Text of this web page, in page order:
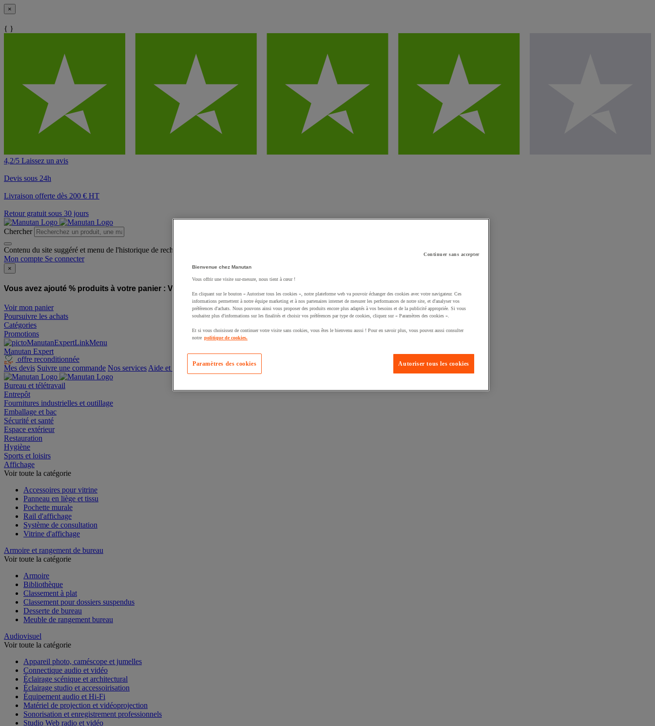
×
{ }
4,2/5 Laissez un avis
Devis sous 24h
Livraison offerte dès 200 € HT
Retour gratuit sous 30 jours
Chercher
Contenu du site suggéré et menu de l'historique de recherche
Mon compte Se connecter
×
Vous avez ajouté % produits à votre panier : Vous avez ajouté un produit à votre panier :
Voir mon panier
Poursuivre les achats
Catégories
Promotions
Manutan Expert
offre reconditionnée
Mes devis Suivre une commande Nos services Aide et contact
Bureau et télétravail
Entrepôt
Fournitures industrielles et outillage
Emballage et bac
Sécurité et santé
Espace extérieur
Restauration
Hygiène
Sports et loisirs
Affichage
Voir toute la catégorie
Accessoires pour vitrine
Panneau en liège et tissu
Pochette murale
Rail d'affichage
Système de consultation
Vitrine d'affichage
Armoire et rangement de bureau
Voir toute la catégorie
Armoire
Bibliothèque
Classement à plat
Classement pour dossiers suspendus
Desserte de bureau
Meuble de rangement bureau
Audiovisuel
Voir toute la catégorie
Appareil photo, caméscope et jumelles
Connectique audio et vidéo
Éclairage scénique et architectural
Éclairage studio et accessoirisation
Équipement audio et Hi-Fi
Matériel de projection et vidéoprojection
Sonorisation et enregistrement professionnels
Studio Web radio et vidéo
Continuer sans accepter
Bienvenue chez Manutan
Vous offrir une visite sur-mesure, nous tient à cœur !
En cliquant sur le bouton « Autoriser tous les cookies », notre plateforme web va pouvoir échanger des cookies avec votre navigateur. Ces
informations permettent à notre équipe marketing et à nos partenaires internet de mesurer les performances de notre site, et d'analyser vos
préférences d'achats. Nous pouvons ainsi vous proposer des produits encore plus adaptés à vos besoins et de la publicité appropriée. Si vous
souhaitez plus d'informations sur les finalités et choisir vos préférences par type de cookies, cliquez sur « Paramètres des cookies ».
Et si vous choisissez de continuer votre visite sans cookies, vous êtes le bienvenu aussi ! Pour en savoir plus, vous pouvez aussi consulter
notre politique de cookies.
Autoriser tous les cookies
Paramètres des cookies